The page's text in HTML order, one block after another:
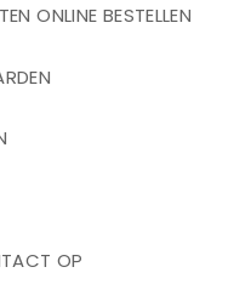
ONLINE BESTELLEN
OP